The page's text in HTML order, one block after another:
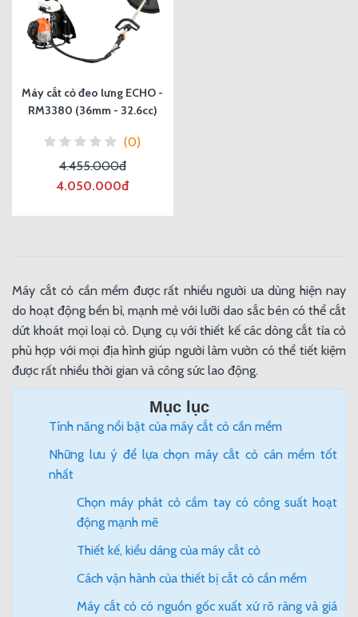
Máy cắt cỏ đeo lưng ECHO -
RM3380 (36mm - 32.6cc)
(0)
4.455.000đ
4.050.000đ
Máy cắt cỏ cần mềm được rất nhiều người ưa dùng hiện nay
do hoạt động bền bỉ, mạnh mẻ với lưỡi dao sắc bén có thể cắt
dứt khoát mọi loại cỏ. Dụng cụ với thiết kế các dòng cắt tỉa cỏ
phù hợp với mọi địa hình giúp người làm vườn có thể tiết kiệm
được rất nhiều thời gian và công sức lao động.
Mục lục
Tính năng nổi bật của máy cắt cỏ cần mềm
Những lưu ý để lựa chọn máy cắt cỏ cán mềm tốt
nhất
Chọn máy phát cỏ cầm tay có công suất hoạt
động mạnh mẽ
Thiết kế, kiểu dáng của máy cắt cỏ
Cách vận hành của thiết bị cắt cỏ cần mềm
Máy cắt cỏ có nguồn gốc xuất xứ rõ ràng và giá